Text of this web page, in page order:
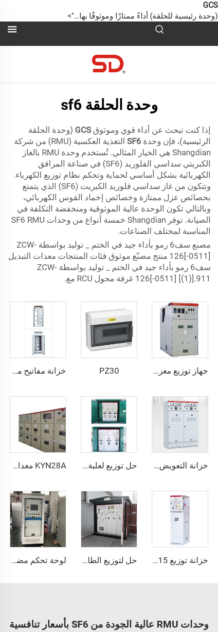
رئيسية للحلقة) أداءً ممتازًا وموثوقًا بها...">
وحدة الحلقة sf6
إذا كنت تبحث عن أداء قوي وموثوق GCS (وحدة الحلقة
الرئيسية)، فإن وحدة SF6
التغذية العكسية (RMU) من شركة
Shangdian هي الخيار المثالي. تُستخدم وحدة RMU بالغاز
الكبريتي سداسي الفلوريد (SF6) في صناعة المرافق
الكهربائية بشكل أساسي لحماية وتحكم نظام توزيع الكهرباء.
وتتكون من غاز سداسي فلوريد الكبريت (SF6) الذي يتمتع
بخصائص عزل ممتازة وخصائص إخماد القوس الكهربائي،
وبالتالي تكون الوحدة عالية الموثوقية ومنخفضة التكلفة في
الصيانة. توفر Shangdian خمسة أنواع من وحدات SF6 RMU
المناسبة لمختلف الصناعات.
مصنع سف6 رمو بأداء جيد في الختم _ توليد بواسطة ZCW-
126[-0511] منتج مصنّع موثوق فئات المنتجات معدات التبديل
سف6 رمو بأداء جيد في الختم _ توليد بواسطة ZCW-
126[-0511] [(1)].911 غرفة محول RCU مع.
جهاز توزيع معزول بالمعدن وقابل للإزالة يعمل بالتيار المتردد موديل KYN61-40.5(Z) PZ30 خزانة مفاتيح منخفضة الجهد قابلة للسحب - GCK
خزانة التعويض GGJ حل توزيع لعلبة فروع الكابلات منخفضة الضغط 10كV KYN28A معدات توزيع كهرباء مغلفة بالمعدن
خزانة توزيع XGN15 حل لتوزيع الطاقة فعال ويوفر الطاقة لوحة تحكم مضخة المياه الاحترافية مع وحدة التحكم القابلة للبرمجة (PLC) - حل ضغط ثابت
وحدات RMU عالية الجودة من SF6 بأسعار تنافسية